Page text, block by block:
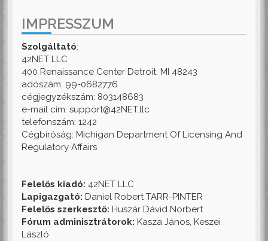
IMPRESSZUM
Szolgáltató:
42NET LLC
400 Renaissance Center Detroit, MI 48243
adószám: 99-0682776
cégjegyzékszám: 803148683
e-mail cím: support@42NET.llc
telefonszám: 1242
Cégbíróság: Michigan Department Of Licensing And
Regulatory Affairs
Felelős kiadó: 42NET LLC
Lapigazgató: Daniel Robert TARR-PINTER
Felelős szerkesztő: Huszár Dávid Norbert
Fórum adminisztrátorok: Kasza János, Keszei
László